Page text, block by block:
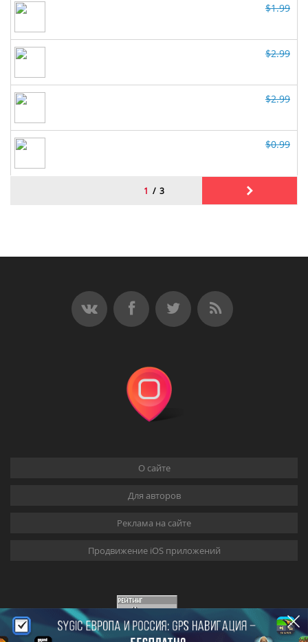
О сайте
Для авторов
Реклама на сайте
Продвижение iOS приложений
22/0.483